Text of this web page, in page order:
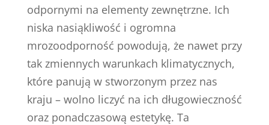
odpornymi na elementy zewnętrzne. Ich
niska nasiąkliwość i ogromna
mrozoodporność powodują, że nawet przy
tak zmiennych warunkach klimatycznych,
które panują w stworzonym przez nas
kraju – wolno liczyć na ich długowieczność
oraz ponadczasową estetykę. Ta